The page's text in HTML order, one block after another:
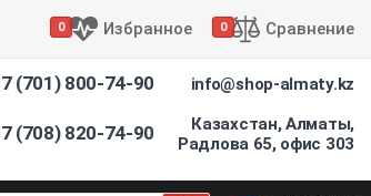
0 Избранное 0 Сравнение
(701) 800-74-90
(708) 820-74-90
info@shop-almaty.kz
Казахстан, Алматы,
Радлова 65, офис 303